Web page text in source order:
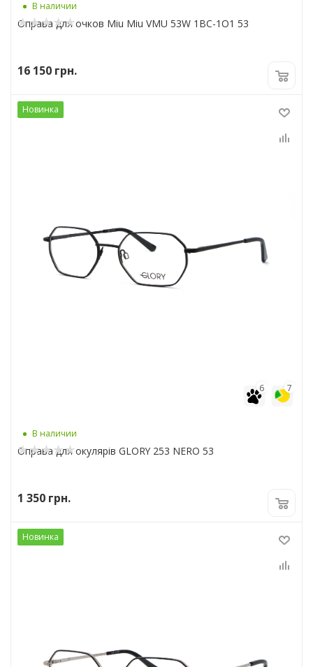
В наличии
Оправа для очков Miu Miu VMU 53W 1BC-1O1 53
16 150 грн.
Новинка
7
6
В наличии
Оправа для окулярів GLORY 253 NERO 53
1 350 грн.
Новинка